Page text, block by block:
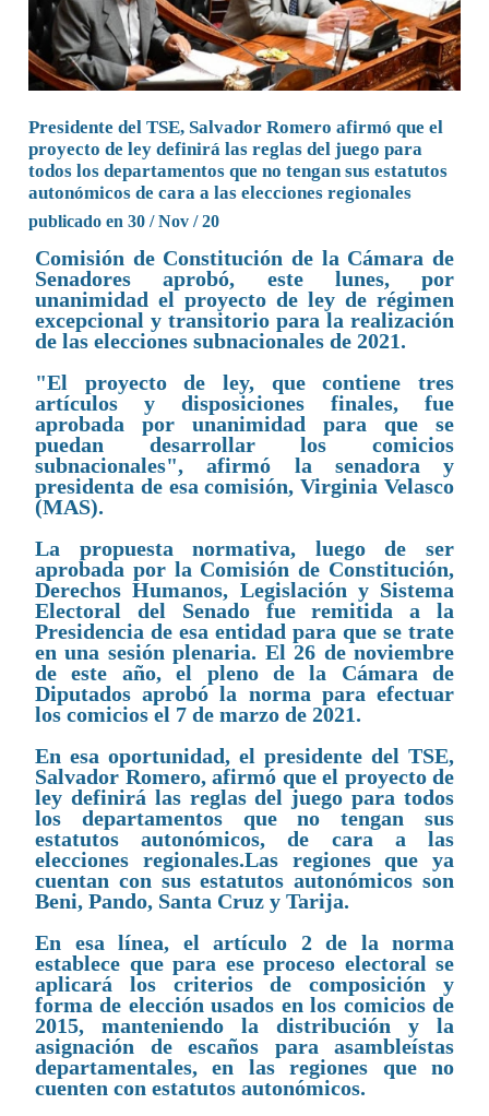
Presidente del TSE, Salvador Romero afirmó que el
proyecto de ley definirá las reglas del juego para
todos los departamentos que no tengan sus estatutos
autonómicos de cara a las elecciones regionales
publicado en 30 / Nov / 20
Comisión de Constitución de la Cámara de
Senadores aprobó, este lunes, por
unanimidad el proyecto de ley de régimen
excepcional y transitorio para la realización
de las elecciones subnacionales de 2021.
"El proyecto de ley, que contiene tres
artículos y disposiciones finales, fue
aprobada por unanimidad para que se
puedan desarrollar los comicios
subnacionales", afirmó la senadora y
presidenta de esa comisión, Virginia Velasco
(MAS).
La propuesta normativa, luego de ser
aprobada por la Comisión de Constitución,
Derechos Humanos, Legislación y Sistema
Electoral del Senado fue remitida a la
Presidencia de esa entidad para que se trate
en una sesión plenaria. El 26 de noviembre
de este año, el pleno de la Cámara de
Diputados aprobó la norma para efectuar
los comicios el 7 de marzo de 2021.
En esa oportunidad, el presidente del TSE,
Salvador Romero, afirmó que el proyecto de
ley definirá las reglas del juego para todos
los departamentos que no tengan sus
estatutos autonómicos, de cara a las
elecciones regionales.Las regiones que ya
cuentan con sus estatutos autonómicos son
Beni, Pando, Santa Cruz y Tarija.
En esa línea, el artículo 2 de la norma
establece que para ese proceso electoral se
aplicará los criterios de composición y
forma de elección usados en los comicios de
2015, manteniendo la distribución y la
asignación de escaños para asambleístas
departamentales, en las regiones que no
cuenten con estatutos autonómicos.